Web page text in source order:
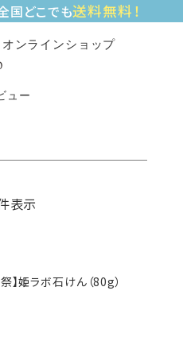
国どこでも送料無料！
オンラインショップ
ュー
表示
】姫ラボ石けん（80g）